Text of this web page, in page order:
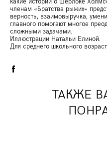
членам «Братства рыжих»
верность, взаимовыручка,
главного помогают многое
сложными задачами.
Иллюстрации Натальи Елиной.
Для среднего школьного
ТАКЖЕ